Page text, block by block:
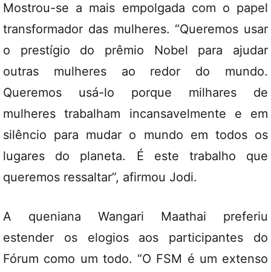
Mostrou-se a mais empolgada com o papel
transformador das mulheres. “Queremos usar
o prestígio do prêmio Nobel para ajudar
outras mulheres ao redor do mundo.
Queremos usá-lo porque milhares de
mulheres trabalham incansavelmente e em
silêncio para mudar o mundo em todos os
lugares do planeta. É este trabalho que
queremos ressaltar”, afirmou Jodi.
A queniana Wangari Maathai preferiu
estender os elogios aos participantes do
Fórum como um todo. “O FSM é um extenso